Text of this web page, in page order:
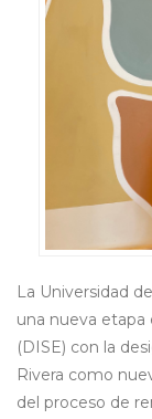
La Universidad
una nueva etapa
(DISE) con la
Rivera como
del proceso de